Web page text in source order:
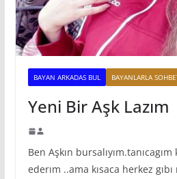
BAYAN ARKADAS BUL BAYANLARLA
Yeni Bir Aşk Lazım
Ben Aşkın bursalıyım.tanıcagım
ederım ..ama kısaca herkez gıbı